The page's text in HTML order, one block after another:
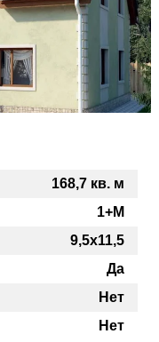
168,7 кв. м
1+M
9,5x11,5
Да
Нет
Нет